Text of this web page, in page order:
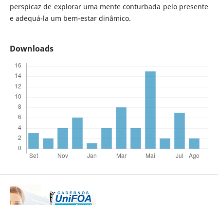
perspicaz de explorar uma mente conturbada pelo presente
e adequá-la um bem-estar dinâmico.
Downloads